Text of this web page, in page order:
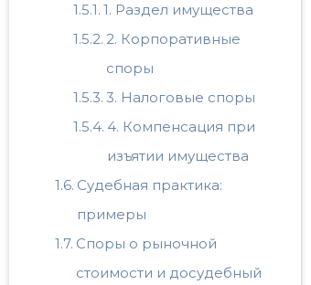
1. Раздел имущества
2. Корпоративные
споры
3. Налоговые споры
4. Компенсация при
изъятии имущества
Судебная практика:
примеры
Споры о рыночной
стоимости и досудебный